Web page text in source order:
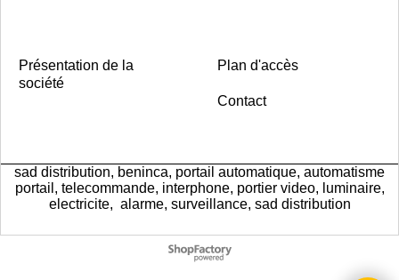
Présentation de la
société
Plan d'accès
Contact
sad distribution, beninca, portail automatique, automatisme
portail, telecommande, interphone, portier video, luminaire,
electricite, alarme, surveillance, sad distribution
Boutique en ligne créés
avec le logiciel